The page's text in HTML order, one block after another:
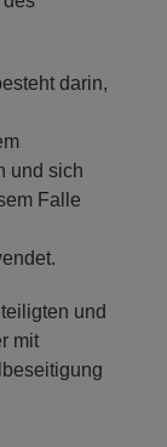
darin,
und sich
Falle
und
mit